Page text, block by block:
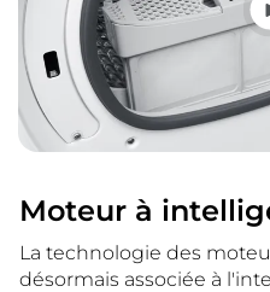
Moteur à
La technologie des
désormais associée à